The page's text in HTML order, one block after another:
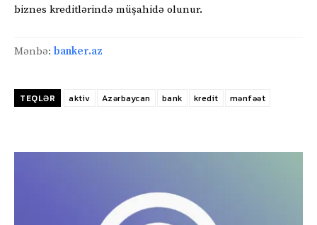
biznes kreditlərində müşahidə olunur.
Mənbə: banker.az
TEQLƏR aktiv Azərbaycan bank kredit mənfəət